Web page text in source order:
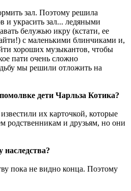
зал. Поэтому решила
и украсить зал... ледяными
белужью икру (кстати, ее
с маленькими блинчиками и,
хороших музыкантов, чтобы
пати очень сложно
мы решили отложить на
дети Чарльза Котика?
их карточкой, которые
родственникам и друзьям, но они
пока не видно конца. Поэтому